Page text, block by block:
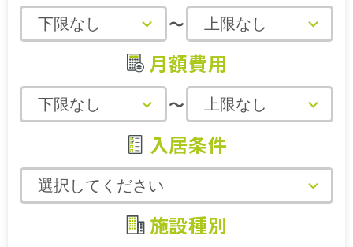
～
月額費用
～
入居条件
施設種別